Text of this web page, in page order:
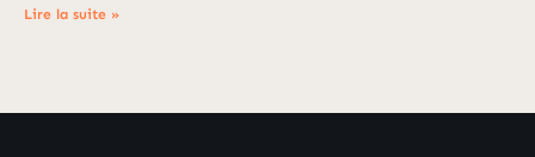
Lire la suite »